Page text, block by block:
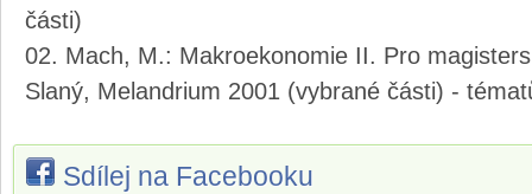
části)
Mach, M.: Makroekonomie II. Pro
Slaný, Melandrium 2001 (vybrané části) -
Sdílej na Facebooku